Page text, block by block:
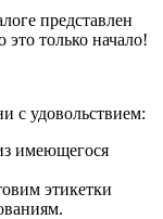
представлен
только начало!
с удовольствием:
имеющегося
этикетки